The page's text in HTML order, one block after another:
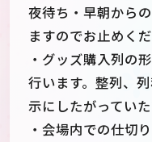
夜待ち・早朝から
ますのでお止めくだ
・グッズ購入列の
行います。整列、
示にしたがってい
・会場内での仕切